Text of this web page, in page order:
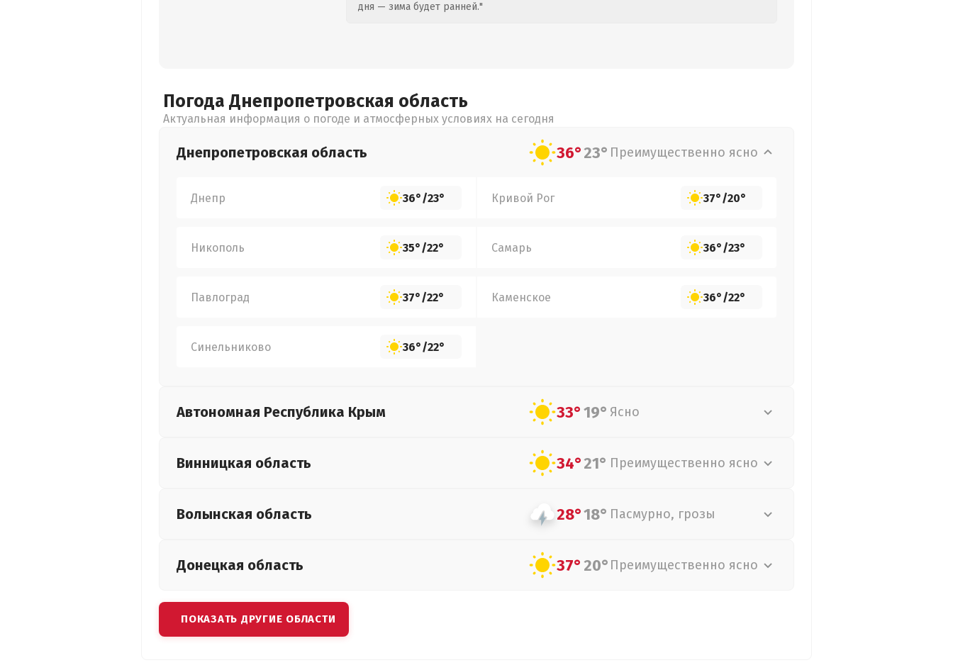
дня — зима будет ранней."
Погода Днепропетровская область
Актуальная информация о погоде и атмосферных условиях на сегодня
Днепропетровская область 36°23° Преимущественно ясно
Днепр 36°/23° Кривой Рог 37°/20°
Никополь 35°/22° Самарь 36°/23°
Павлоград 37°/22° Каменское 36°/22°
Синельниково 36°/22°
Автономная Республика Крым 33°19° Ясно
Винницкая область 34°21° Преимущественно ясно
Волынская область 28°18° Пасмурно, грозы
Донецкая область 37°20° Преимущественно ясно
ПОКАЗАТЬ ДРУГИЕ ОБЛАСТИ